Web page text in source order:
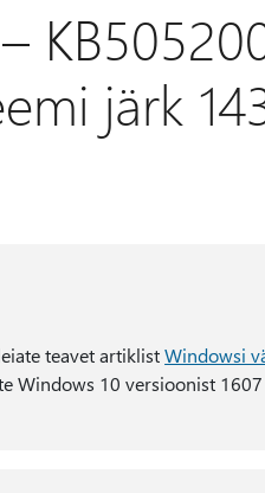
järk
teavet artiklistWindowsi
Windows 10 versioonist